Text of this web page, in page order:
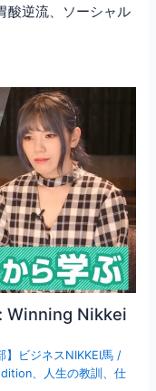
酸逆流、ソーシャル
Winning Nikkei
】ビジネスNIKKEI馬 /
、 人生の教訓 、仕